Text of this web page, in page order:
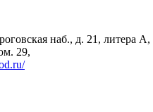
наб., д. 21, литера А,
29,